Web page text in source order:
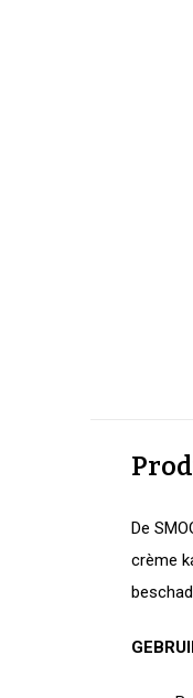
De
crème